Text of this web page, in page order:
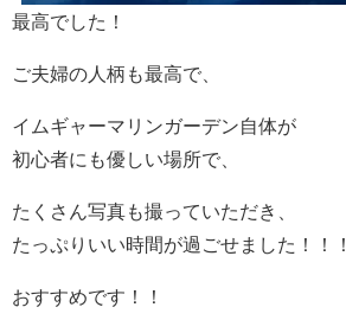
最高でした！
ご夫婦の人柄も最高で、
イムギャーマリンガーデン自体が
初心者にも優しい場所で、
たくさん写真も撮っていただき、
たっぷりいい時間が過ごせました！！！
おすすめです！！